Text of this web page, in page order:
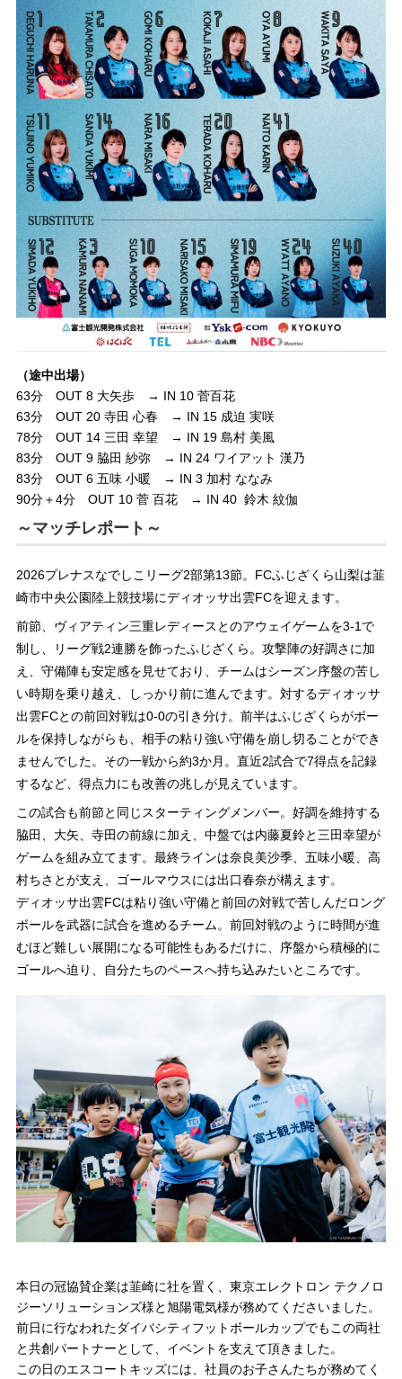
（途中出場）
63分 OUT 8 大矢歩 → IN 10 菅百花
63分 OUT 20 寺田 心春 → IN 15 成迫 実咲
78分 OUT 14 三田 幸望 → IN 19 島村 美風
83分 OUT 9 脇田 紗弥 → IN 24 ワイアット 漢乃
83分 OUT 6 五味 小暖 → IN 3 加村 ななみ
90分＋4分 OUT 10 菅 百花 → IN 40 鈴木 紋伽
～マッチレポート～
2026プレナスなでしこリーグ2部第13節。FCふじざくら山梨は韮
崎市中央公園陸上競技場にディオッサ出雲FCを迎えます。
前節、ヴィアティン三重レディースとのアウェイゲームを3-1で
制し、リーグ戦2連勝を飾ったふじざくら。攻撃陣の好調さに加
え、守備陣も安定感を見せており、チームはシーズン序盤の苦し
い時期を乗り越え、しっかり前に進んでます。対するディオッサ
出雲FCとの前回対戦は0-0の引き分け。前半はふじざくらがボー
ルを保持しながらも、相手の粘り強い守備を崩し切ることができ
ませんでした。その一戦から約3か月。直近2試合で7得点を記録
するなど、得点力にも改善の兆しが見えています。
この試合も前節と同じスターティングメンバー。好調を維持する
脇田、大矢、寺田の前線に加え、中盤では内藤夏鈴と三田幸望が
ゲームを組み立てます。最終ラインは奈良美沙季、五味小暖、高
村ちさとが支え、ゴールマウスには出口春奈が構えます。
ディオッサ出雲FCは粘り強い守備と前回の対戦で苦しんだロング
ボールを武器に試合を進めるチーム。前回対戦のように時間が進
むほど難しい展開になる可能性もあるだけに、序盤から積極的に
ゴールへ迫り、自分たちのペースへ持ち込みたいところです。
本日の冠協賛企業は韮崎に社を置く、東京エレクトロン テクノロ
ジーソリューションズ様と旭陽電気様が務めてくださいました。
前日に行なわれたダイバシティフットボールカップでもこの両社
と共創パートナーとして、イベントを支えて頂きました。
この日のエスコートキッズには、社員のお子さんたちが務めてく